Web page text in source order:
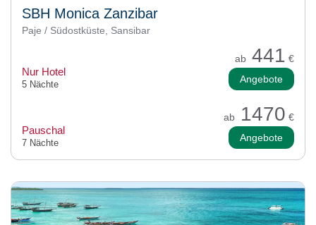
SBH Monica Zanzibar
Paje / Südostküste, Sansibar
ab 441 €
Nur Hotel
5 Nächte Angebote
ab 1470 €
Pauschal
7 Nächte Angebote